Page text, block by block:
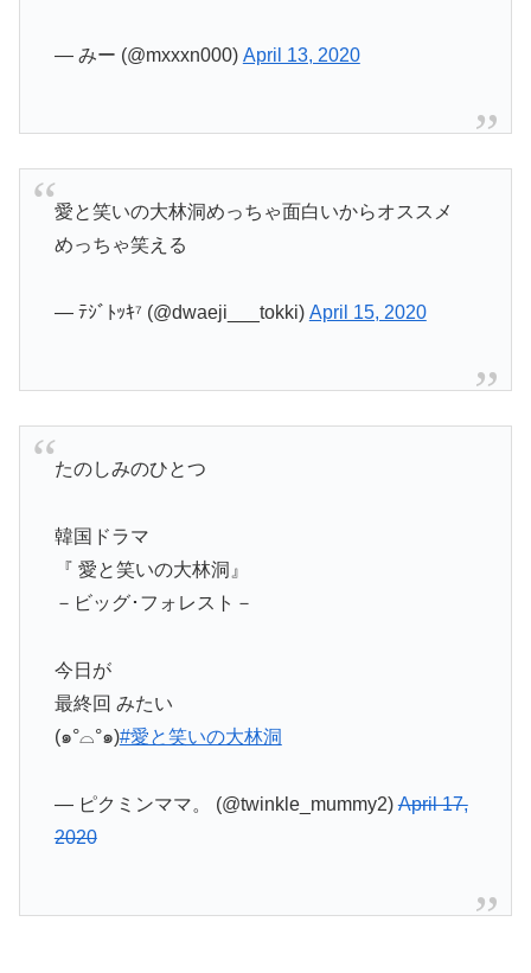
— みー (@mxxxn000) April 13, 2020
愛と笑いの大林洞めっちゃ面白いからオススメ
めっちゃ笑える
— ﾃｼﾞﾄｯｷ⁷ (@dwaeji___tokki) April 15, 2020
たのしみのひとつ
韓国ドラマ
『 愛と笑いの大林洞』
－ビッグ･フォレスト－
今日が
最終回 みたい
(๑°⌓°๑)#愛と笑いの大林洞
— ピクミンママ。 (@twinkle_mummy2)April 17,
2020